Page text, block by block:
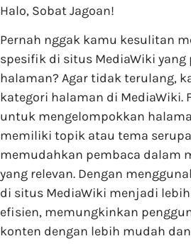
Halo, Sobat Jagoan!
Pernah nggak kamu kesulitan
spesifik di situs MediaWiki yang
halaman? Agar tidak terulang,
kategori halaman di MediaWiki.
untuk mengelompokkan
memiliki topik atau tema
memudahkan pembaca dalam
yang relevan. Dengan
di situs MediaWiki menjadi
efisien, memungkinkan
konten dengan lebih mudah